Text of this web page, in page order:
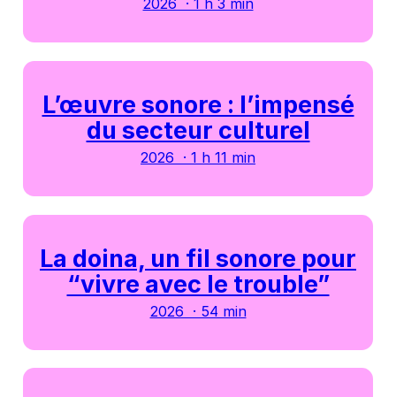
2026 · 1 h 3 min
L’œuvre sonore : l’impensé
du secteur culturel
2026 · 1 h 11 min
La doina, un fil sonore pour
“vivre avec le trouble”
2026 · 54 min